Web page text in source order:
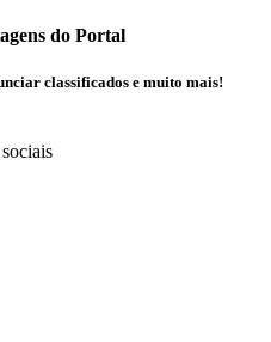
do Portal
classificados e muito mais!